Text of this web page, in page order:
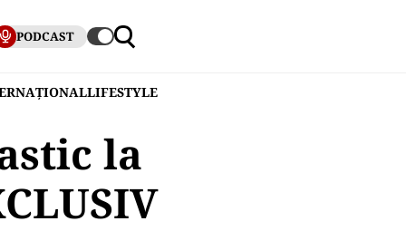
PODCAST
LIFESTYLE
la